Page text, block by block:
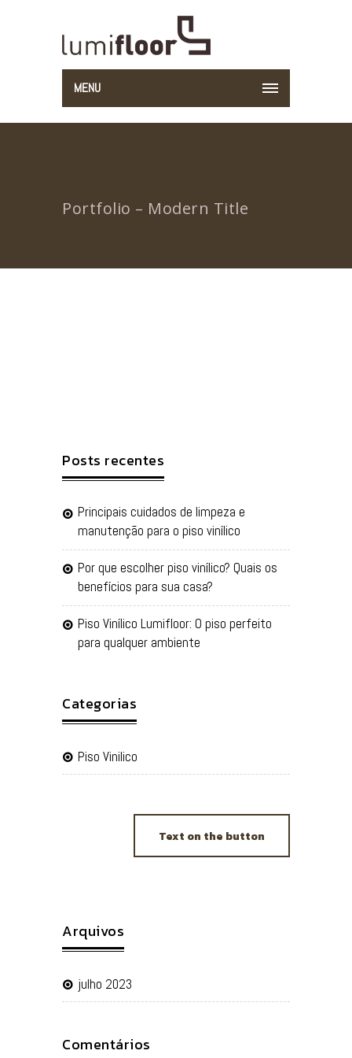
MENU
Portfolio – Modern Title
Posts recentes
Principais cuidados de limpeza e
manutenção para o piso vinílico
Por que escolher piso vinílico? Quais os
benefícios para sua casa?
Piso Vinílico Lumifloor: O piso perfeito
para qualquer ambiente
Categorias
Piso Vinilico
Text on the button
Arquivos
julho 2023
Comentários